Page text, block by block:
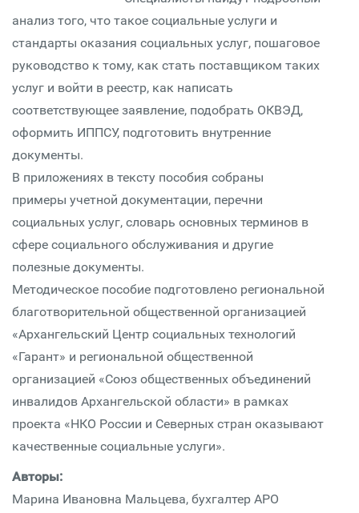
анализ того, что такое социальные услуги и
стандарты оказания социальных услуг, пошаговое
руководство к тому, как стать поставщиком таких
услуг и войти в реестр, как написать
соответствующее заявление, подобрать ОКВЭД,
оформить ИППСУ, подготовить внутренние
документы.
В приложениях в тексту пособия собраны
примеры учетной документации, перечни
социальных услуг, словарь основных терминов в
сфере социального обслуживания и другие
полезные документы.
Методическое пособие подготовлено региональной
благотворительной общественной организацией
«Архангельский Центр социальных технологий
«Гарант» и региональной общественной
организацией «Союз общественных объединений
инвалидов Архангельской области» в рамках
проекта «НКО России и Северных стран оказывают
качественные социальные услуги».
Авторы:
Марина Ивановна Мальцева, бухгалтер АРО